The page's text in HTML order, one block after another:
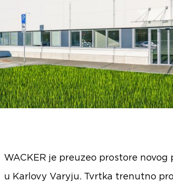
WACKER je preuzeo prostore
u Karlovy Varyju. Tvrtka trenutno